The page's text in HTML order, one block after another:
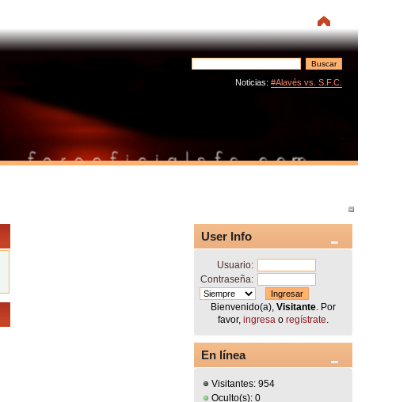
Noticias: #Alavés vs. S.F.C.
User Info
Usuario:
Contraseña:
Bienvenido(a),Visitante . Por
favor,ingresa oregístrate
En línea
Visitantes: 954
Oculto(s): 0